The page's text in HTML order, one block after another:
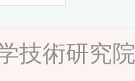
技術研究